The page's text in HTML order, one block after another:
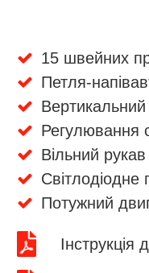
15 швейних
Петля-
Регулювання
Вільний рукав
Світлодіодне
Потужний